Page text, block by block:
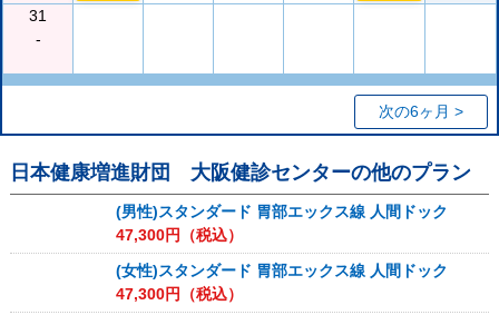
31
-
次の6ヶ月 >
日本健康増進財団 大阪健診センターの他のプラン
(男性)スタンダード 胃部エックス線 人間ドック
47,300円（税込）
(女性)スタンダード 胃部エックス線 人間ドック
47,300円（税込）